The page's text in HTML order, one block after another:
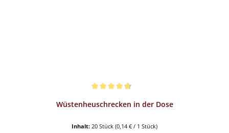
Wüstenheuschrecken in der Dose
Inhalt: 20 Stück (0,14 € / 1 Stück)